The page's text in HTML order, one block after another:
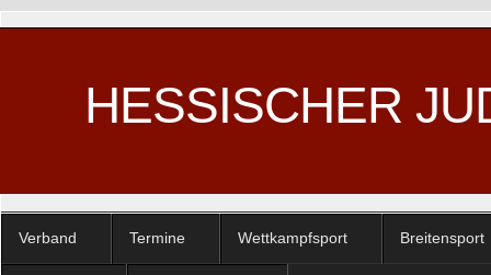
HESSISCHER
Verband Termine Wettkampfsport Breitensport